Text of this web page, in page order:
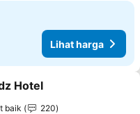
Lihat harga
ke favorit
Hotel
baik
220